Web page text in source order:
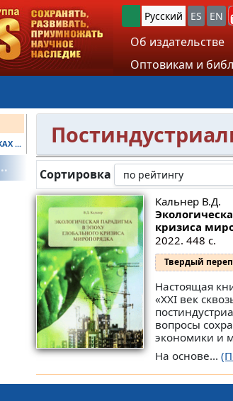
Русский ES EN
Об издательстве
Оптовикам и
...
Сортировка
Кальнер В.Д.
кризиса
2022. 448 с.
Твердый
Настоящая
«XXI век
вопросы
экономики и
На основе...